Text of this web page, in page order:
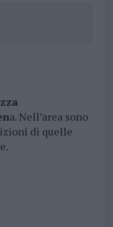
a. Nell’area sono
di quelle